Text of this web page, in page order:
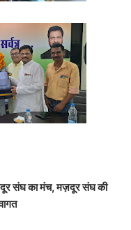
संघ का मंच, मज़दूर संघ की